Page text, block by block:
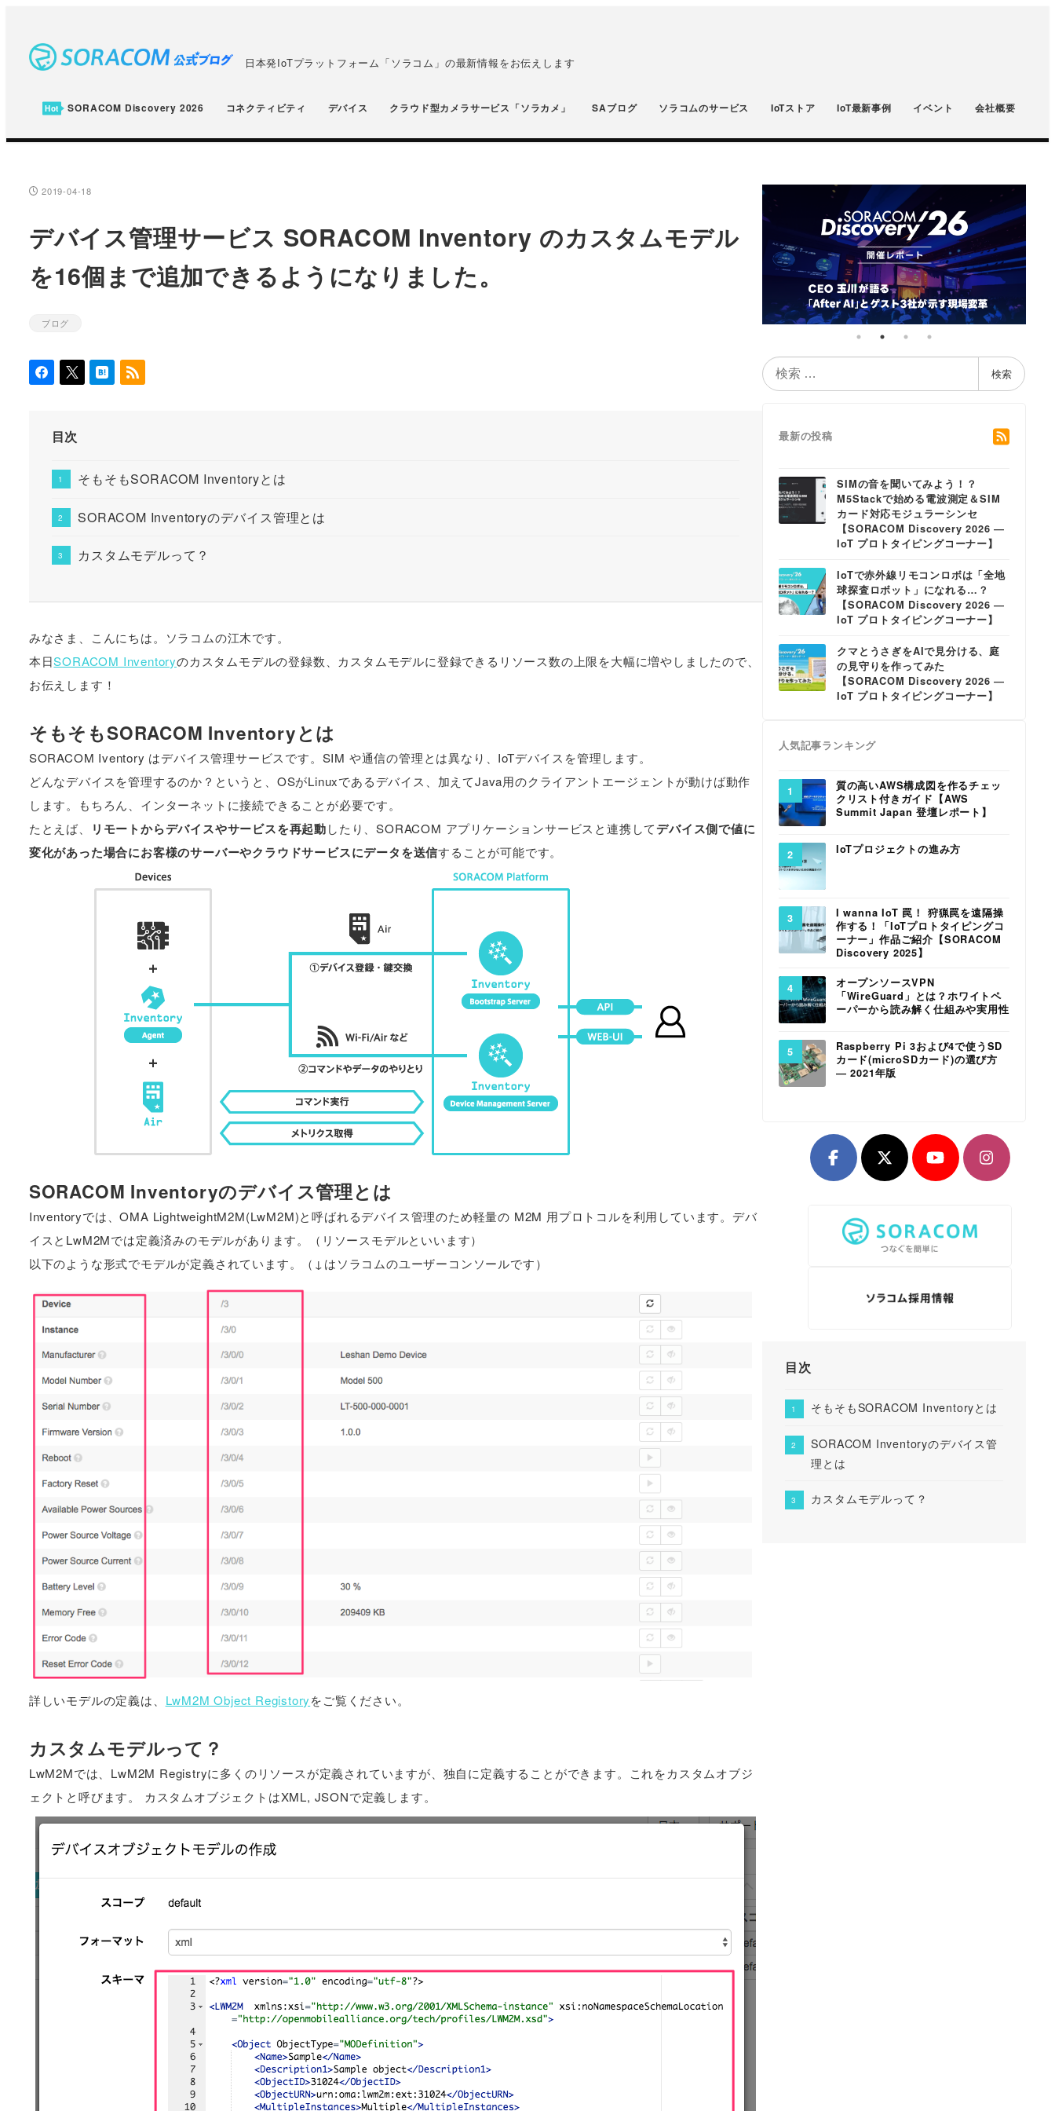
ン
日本発IoTプラットフォーム「ソラコム」の最新情報をお伝えします
SORACOM Discovery 2026 コネクティビティ デバイス クラウド型カメラサービス「ソラカメ」 SAブログ ソラコムのサービス IoTストア IoT最新事例 イベント 会社概要
投稿日
2019-04-18
デバイス管理サービス SORACOM Inventory のカスタムモデル
を16個まで追加できるようになりました。
カテゴリー
ブログ
目次
そもそもSORACOM Inventoryとは
SORACOM Inventoryのデバイス管理とは
カスタムモデルって？
みなさま、こんにちは。ソラコムの江木です。
本日SORACOM Inventoryのカスタムモデルの登録数、カスタムモデルに登録できるリソース数の上限を大幅に増やしましたので、
お伝えします！
そもそもSORACOM Inventoryとは
SORACOM Iventory はデバイス管理サービスです。SIM や通信の管理とは異なり、IoTデバイスを管理します。
どんなデバイスを管理するのか？というと、OSがLinuxであるデバイス、加えてJava用のクライアントエージェントが動けば動作
します。もちろん、インターネットに接続できることが必要です。
たとえば、
リモートからデバイスやサービスを再起動したり、SORACOM アプリケーションサービスと連携してデバイス側で値に
変化があった場合にお客様のサーバーやクラウドサービスにデータを送信することが可能です。
SORACOM Inventoryのデバイス管理とは
Inventoryでは、OMA LightweightM2M(LwM2M)と呼ばれるデバイス管理のため軽量の M2M 用プロトコルを利用しています。デバ
イスとLwM2Mでは定義済みのモデルがあります。（リソースモデルといいます）
以下のような形式でモデルが定義されています。（↓はソラコムのユーザーコンソールです）
詳しいモデルの定義は、 LwM2M Object Registoryをご覧ください。
カスタムモデルって？
LwM2Mでは、LwM2M Registryに多くのリソースが定義されていますが、独自に定義することができます。これをカスタムオブジ
ェクトと呼びます。 カスタムオブジェクトはXML, JSONで定義します。
検
索
検索
最新の投稿
SIMの音を聞いてみよう！？
M5Stackで始める電波測定＆SIM
カード対応モジュラーシンセ
【SORACOM Discovery 2026 ―
IoT プロトタイピングコーナー】
IoTで赤外線リモコンロボは「全地
球探査ロボット」になれる…？
【SORACOM Discovery 2026 ―
IoT プロトタイピングコーナー】
クマとうさぎをAIで見分ける、庭
の見守りを作ってみた
【SORACOM Discovery 2026 ―
IoT プロトタイピングコーナー】
人気記事ランキング
質の高いAWS構成図を作るチェッ
クリスト付きガイド【AWS
Summit Japan 登壇レポート】
IoTプロジェクトの進み方
I wanna IoT 罠！ 狩猟罠を遠隔操
作する！「IoTプロトタイピングコ
ーナー」作品ご紹介【SORACOM
Discovery 2025】
オープンソースVPN
「WireGuard」とは？ホワイトペ
ーパーから読み解く仕組みや実用性
Raspberry Pi 3および4で使うSD
カード(microSDカード)の選び方
― 2021年版
目次
そもそもSORACOM Inventoryとは
SORACOM Inventoryのデバイス管
理とは
カスタムモデルって？